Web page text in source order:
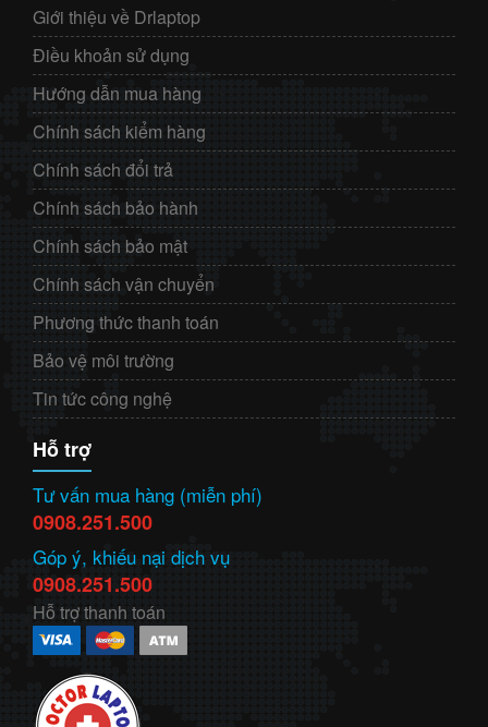
Giới thiệu về Drlaptop
Điều khoản sử dụng
Hướng dẫn mua hàng
Chính sách kiểm hàng
Chính sách đổi trả
Chính sách bảo hành
Chính sách bảo mật
Chính sách vận chuyển
Phương thức thanh toán
Bảo vệ môi trường
Tin tức công nghệ
Hỗ trợ
Tư vấn mua hàng (miễn phí)
0908.251.500
Góp ý, khiếu nại dịch vụ
0908.251.500
Hỗ trợ thanh toán